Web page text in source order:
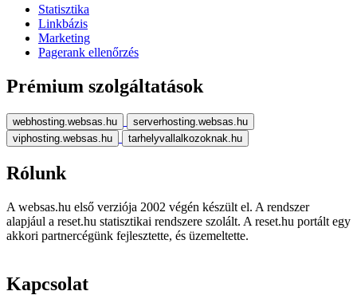
Statisztika
Linkbázis
Marketing
Pagerank ellenőrzés
Prémium szolgáltatások
webhosting.websas.hu
serverhosting.websas.hu
viphosting.websas.hu
tarhelyvallalkozoknak.hu
Rólunk
A websas.hu első verziója 2002 végén készült el. A rendszer
alapjául a reset.hu statisztikai rendszere szolált. A reset.hu portált egy
akkori partnercégünk fejlesztette, és üzemeltette.
Kapcsolat